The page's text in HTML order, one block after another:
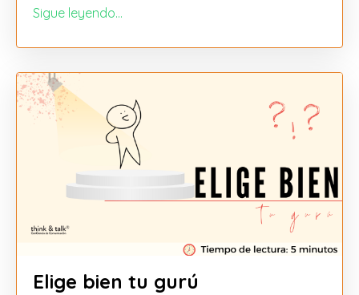
Sigue leyendo...
Elige bien tu gurú